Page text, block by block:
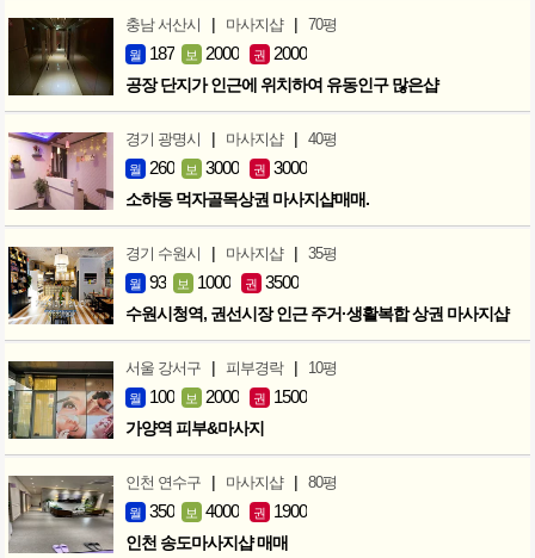
충남 서산시 | 마사지샵 | 70평
월 187 보 2000 권 2000
공장 단지가 인근에 위치하여 유동인구 많은샵
경기 광명시 | 마사지샵 | 40평
월 260 보 3000 권 3000
소하동 먹자골목상권 마사지샵매매.
경기 수원시 | 마사지샵 | 35평
월 93 보 1000 권 3500
수원시청역, 권선시장 인근 주거·생활복합 상권 마사지샵
서울 강서구 | 피부경락 | 10평
월 100 보 2000 권 1500
가양역 피부&마사지
인천 연수구 | 마사지샵 | 80평
월 350 보 4000 권 1900
인천 송도마사지샵 매매